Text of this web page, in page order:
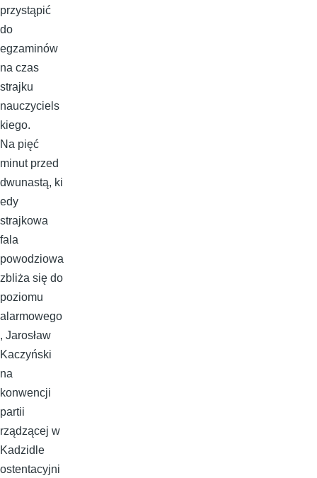
przystąpić
do
egzaminów
na czas
strajku
nauczyciels
kiego.
Na pięć
minut przed
dwunastą, ki
edy
strajkowa
fala
powodziowa
zbliża się do
poziomu
alarmowego
, Jarosław
Kaczyński
na
konwencji
partii
rządzącej w
Kadzidle
ostentacyjni